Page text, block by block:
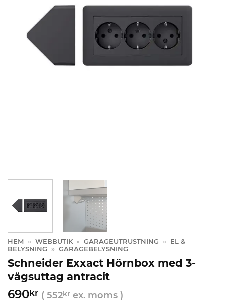
HEM » WEBBUTIK » GARAGEUTRUSTNING »
EL &
BELYSNING
» GARAGEBELYSNING
Schneider Exxact Hörnbox med 3-
vägsuttag antracit
690kr ( 552kr ex. moms )